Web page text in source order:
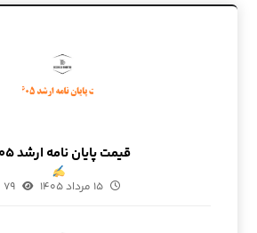
قیمت پایان نامه ارشد ۱۴۰۵
۱۵ مرداد ۱۴۰۵ ۷۹